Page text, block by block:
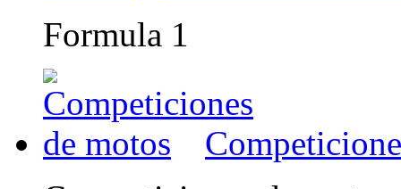
Formula 1